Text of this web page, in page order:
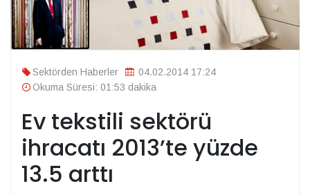
Sektörden Haberler
04.02.2014 17:24
Okuma Süresi: 01:53 dakika
Ev tekstili sektörü
ihracatı 2013’te yüzde
13.5 arttı